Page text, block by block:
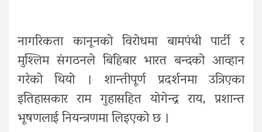
नागरिकता कानूनको विरोधमा बामपंथी पार्टी र
मुश्लिम संगठनले बिहिबार भारत बन्दको आव्हान
गरेको थियो । शान्तीपूर्ण प्रदर्शनमा उत्रिएका
इतिहासकार राम गुहासहित योगेन्द्र राय, प्रशान्त
भूषणलाई नियन्त्रणमा लिइएको छ ।